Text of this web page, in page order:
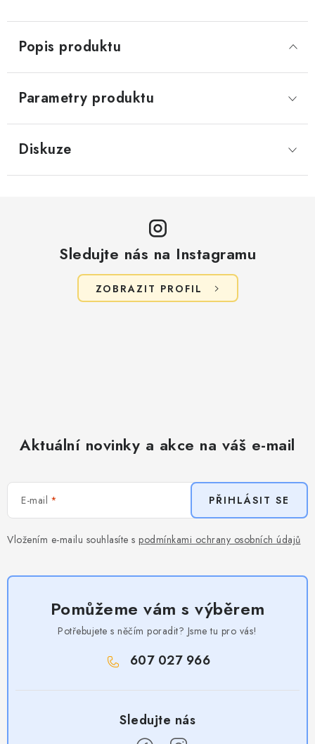
Popis produktu
Parametry produktu
Diskuze
Sledujte nás na Instagramu
ZOBRAZIT PROFIL
Aktuální novinky a akce na váš e-mail
E-mail
Vložením e-mailu souhlasíte s podmínkami ochrany osobních údajů
PŘIHLÁSIT SE
Pomůžeme vám s výběrem
Potřebujete s něčím poradit? Jsme tu pro vás!
607 027 966